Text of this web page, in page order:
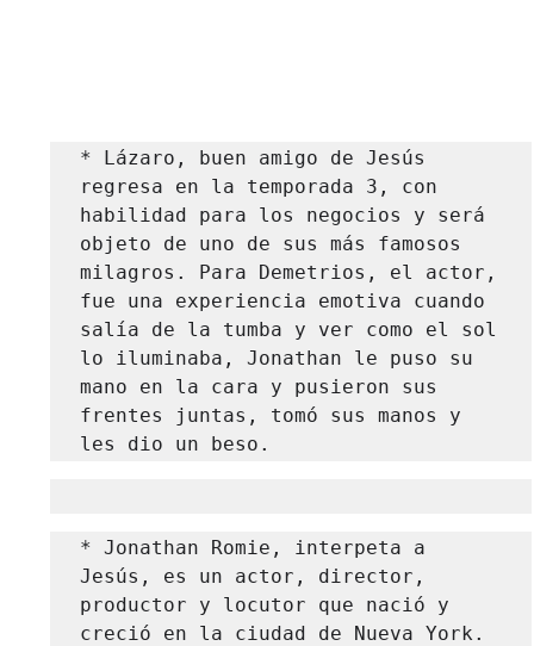
* Lázaro, buen amigo de Jesús
regresa en la temporada 3, con
habilidad para los negocios y será
objeto de uno de sus más famosos
milagros. Para Demetrios, el actor,
fue una experiencia emotiva cuando
salía de la tumba y ver como el sol
lo iluminaba, Jonathan le puso su
mano en la cara y pusieron sus
frentes juntas, tomó sus manos y
les dio un beso.
* Jonathan Romie, interpeta a
Jesús, es un actor, director,
productor y locutor que nació y
creció en la ciudad de Nueva York.